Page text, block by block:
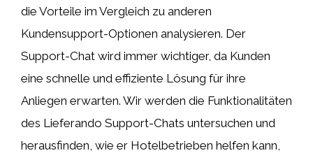
die Vorteile im Vergleich zu anderen
Kundensupport-Optionen analysieren. Der
Support-Chat wird immer wichtiger, da Kunden
eine schnelle und effiziente Lösung für ihre
Anliegen erwarten. Wir werden die Funktionalitäten
des Lieferando Support-Chats untersuchen und
herausfinden, wie er Hotelbetrieben helfen kann,